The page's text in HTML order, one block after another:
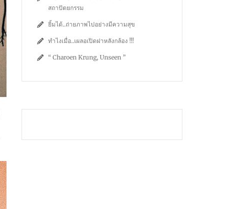
สถาปัตยกรรม
ยิ้มได้..ถ่ายภาพไปอย่างมีความสุข
ทำไงเมื่อ..เผลอเปิดฝาหลังกล้อง !!!
“ Charoen Krung, Unseen ”